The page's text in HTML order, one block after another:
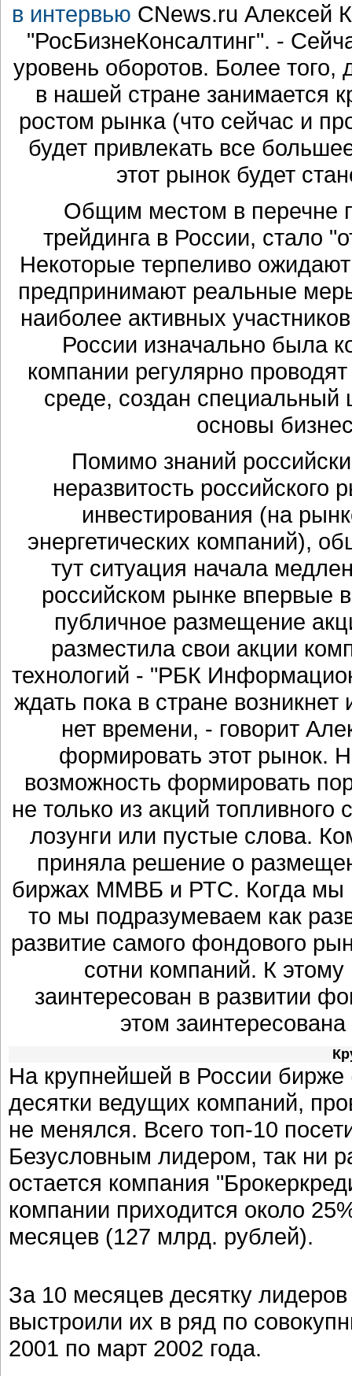
в интервью CNews.ru Алексей
"РосБизнеКонсалтинг". -
уровень оборотов. Более
в нашей стране занимается
ростом рынка (что сейчас и
будет привлекать все
этот рынок будет
Общим местом в перечне
трейдинга в России, стало
Некоторые терпеливо
предпринимают реальные
наиболее активных
России изначально была
компании регулярно
среде, создан специальный
основы
Помимо знаний
неразвитость российского
инвестирования (на
энергетических компаний),
тут ситуация начала
российском рынке впервые
публичное размещение
разместила свои акции
технологий - "РБК
ждать пока в стране
нет времени, - говорит
формировать этот рынок.
возможность формировать
не только из акций
лозунги или пустые слова.
приняла решение о
биржах ММВБ и РТС. Когда мы
то мы подразумеваем как
развитие самого фондового
сотни компаний. К
заинтересован в развитии
этом
На крупнейшей в России
десятки ведущих компаний,
не менялся. Всего топ-10
Безусловным лидером, так ни
остается компания
компании приходится около
месяцев (127 млрд. рублей).
За 10 месяцев десятку
выстроили их в ряд по
2001 по март 2002 года.